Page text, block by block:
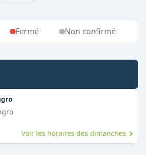
Fermé Non confirmé
,
Voir les horaires des dimanches